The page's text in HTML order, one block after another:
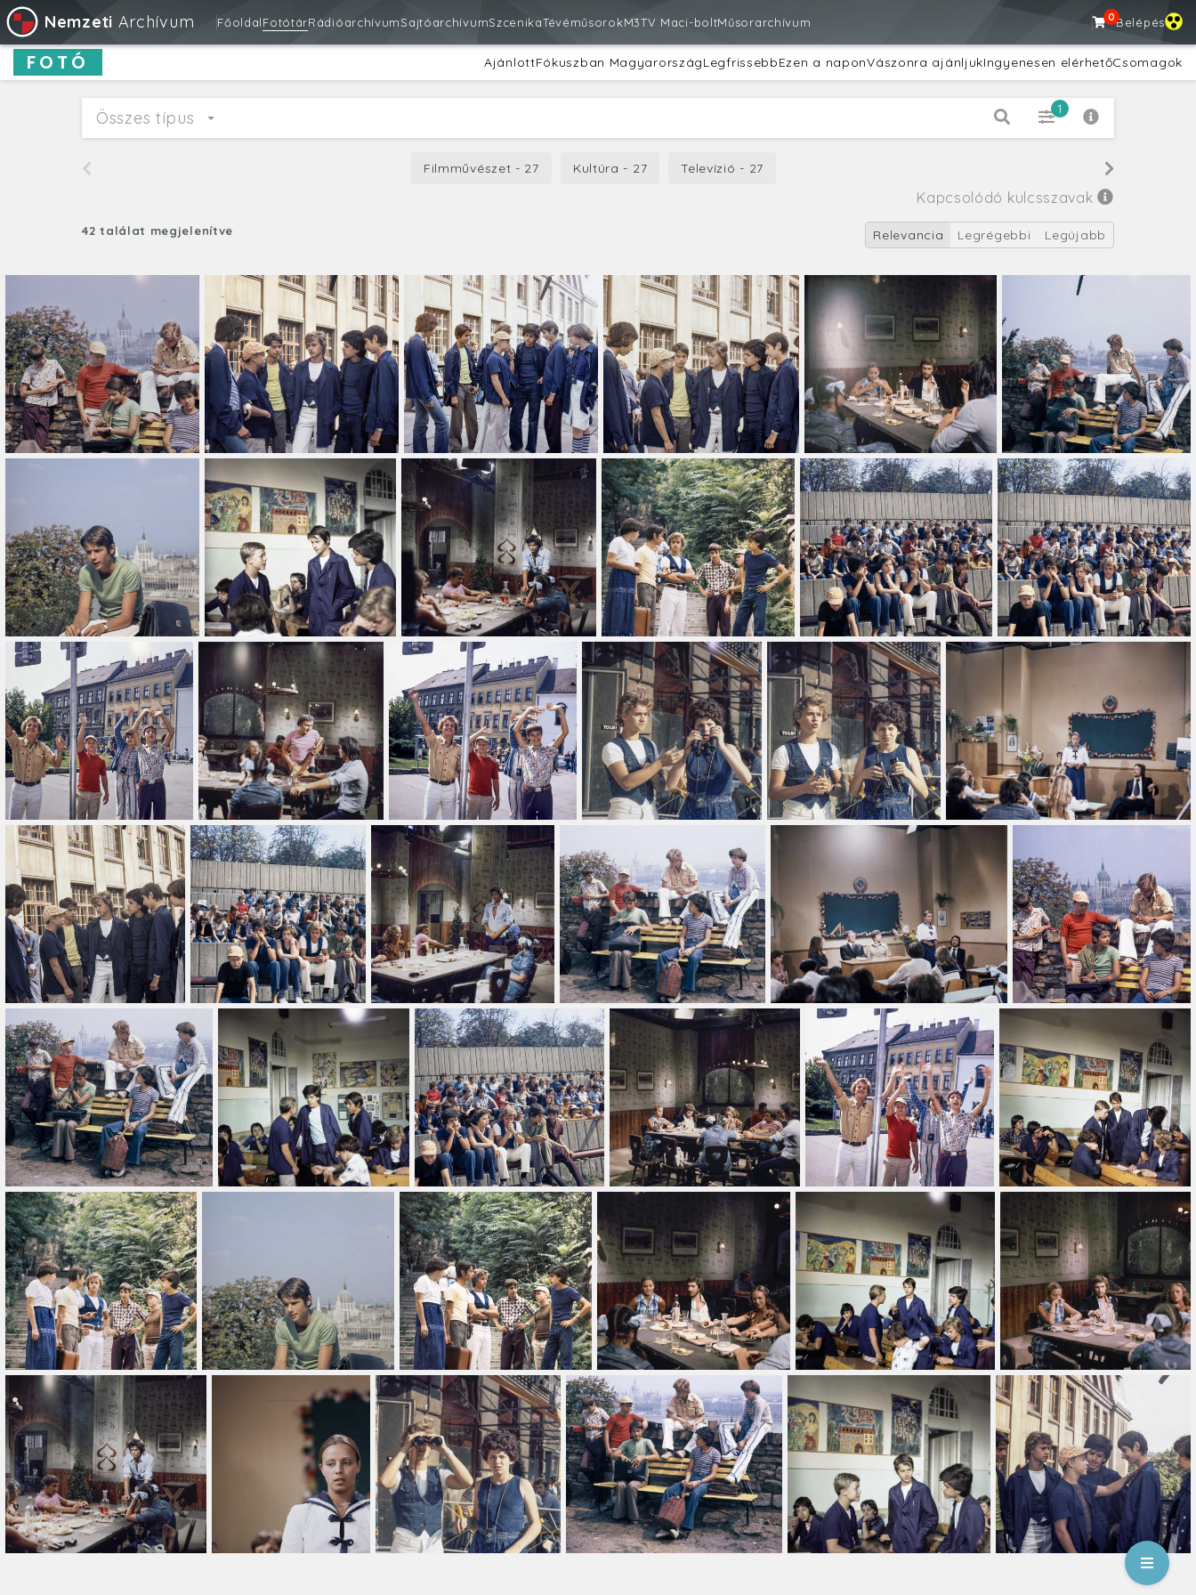
Nemzeti Archívum FőoldalFotótárRádióarchívumSajtóarchívumSzcenikaTévéműsorokM3TV Maci-boltMűsorarchívum 0Belépés
FOTÓ AjánlottFókuszban MagyarországLegfrissebbEzen a naponVászonra ajánljukIngyenesen elérhetőCsomagok
Összes típus 1
Dátum típus
Készítés
-tól -ig
Cím Leírás
Összes
Gyűjtemény
Összes
Ajánlott Ingyenes Légifelvétel 10 évnél régebbiek
Fotós(ok)
Szerepel
Fotós hozzáadása
Hozzáad Szűrő törlése Alkalmaz
Filmművészet - 27 Kultúra - 27 Televízió - 27
Kapcsolódó kulcsszavak
42 találat megjelenítve Relevancia Legrégebbi Legújabb